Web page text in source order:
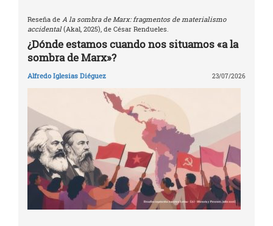
Reseña de A la sombra de Marx: fragmentos de materialismo
accidental(Akal, 2025), de César Rendueles.
¿Dónde estamos cuando nos situamos «a la
sombra de Marx»?
Alfredo Iglesias Diéguez 23/07/2026